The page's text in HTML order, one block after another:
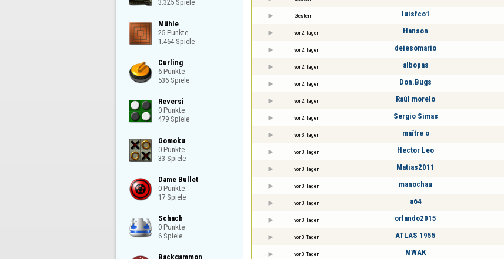
3.325 Spiele
Mühle
25 Punkte
1.464 Spiele
Curling
6 Punkte
536 Spiele
Reversi
0 Punkte
479 Spiele
Gomoku
0 Punkte
33 Spiele
Dame Bullet
0 Punkte
17 Spiele
Schach
0 Punkte
6 Spiele
Backgammon
Gestern luisfco1
vor 2 Tagen Hanson
vor 2 Tagen deiesomario
vor 2 Tagen albopas
vor 2 Tagen Don.Bugs
vor 2 Tagen Raúl morelo
vor 2 Tagen Sergio Simas
vor 3 Tagen maître o
vor 3 Tagen Hector Leo
vor 3 Tagen Matias2011
vor 3 Tagen manochau
vor 3 Tagen a64
vor 3 Tagen orlando2015
vor 3 Tagen ATLAS 1955
vor 3 Tagen MWAK